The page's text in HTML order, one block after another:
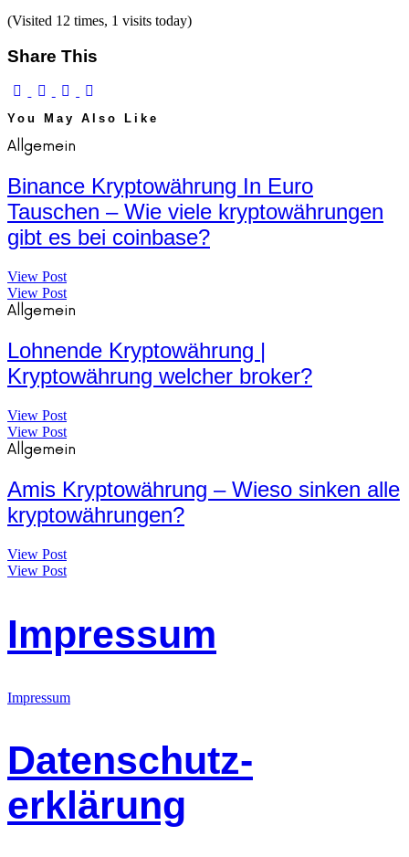
(Visited 12 times, 1 visits today)
Share This
You May Also Like
Allgemein
Binance Kryptowährung In Euro
Tauschen – Wie viele kryptowährungen
gibt es bei coinbase?
View Post
View Post
Allgemein
Lohnende Kryptowährung |
Kryptowährung welcher broker?
View Post
View Post
Allgemein
Amis Kryptowährung – Wieso sinken alle
kryptowährungen?
View Post
View Post
Impressum
Impressum
Datenschutz-
erklärung